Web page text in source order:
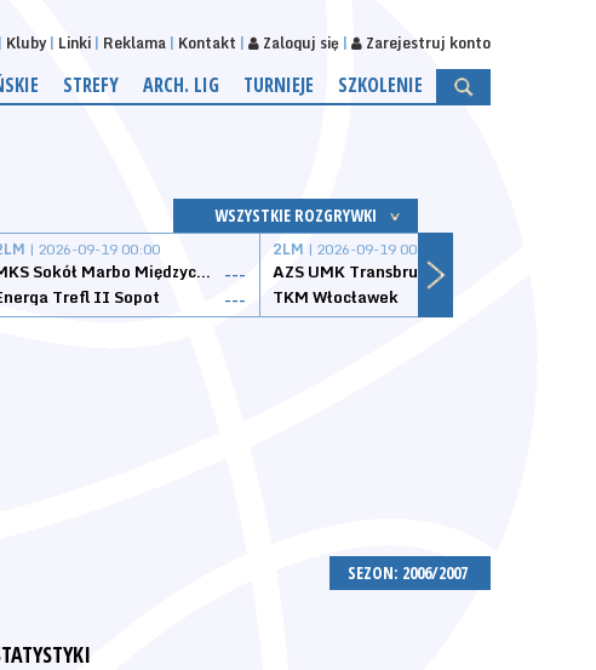
Kluby Linki Reklama Kontakt Zaloguj się Zarejestruj konto
STREFY ARCH. LIG TURNIEJE SZKOLENIE
WSZYSTKIE ROZGRYWKI
| 2026-09-19 00:00
MKS Sokół Marbo Międzychód ---
Trefl II Sopot
---
2LM | 2026-09-19 00:00
AZS UMK Transbruk Toruń
TKM Włocławek
SEZON: 2006/2007